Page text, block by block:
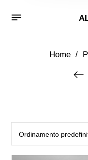
Home /
Ordinamento